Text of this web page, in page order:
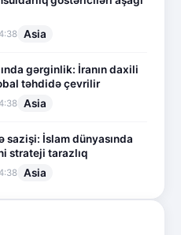
Asia
gərginlik: İranın daxili
təhdidə çevrilir
Asia
sazişi: İslam dünyasında
strateji tarazlıq
Asia